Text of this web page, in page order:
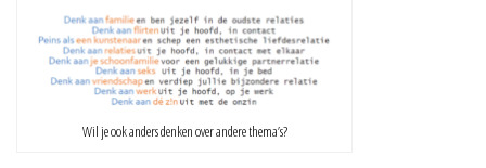
Wil je ook anders denken over andere thema’s?